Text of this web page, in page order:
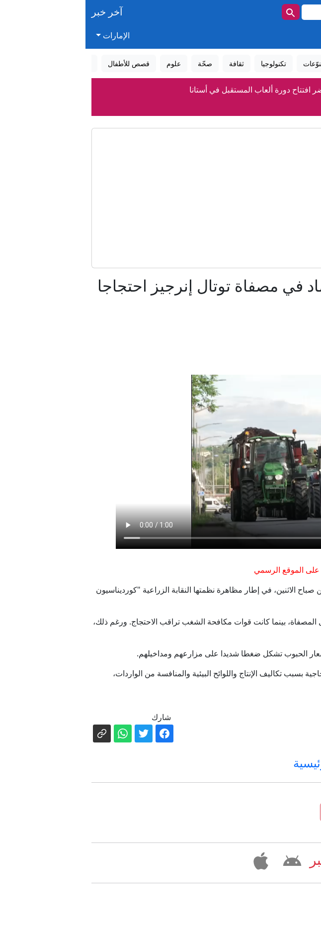
آخر خبر
الإمارات
تكنولوجيا ثقافة صحّة علوم قصص للأطفال
افتتاح دورة ألعاب المستقبل في أستانا
القراءة العربي» في لبنان
حسابه البنكي في تحويلات مشبوهة
الاجتماع الطارئ لـ"فيفا" في المغرب
22.5 مليون درهم
مفخخة تعطل مطارا ألمانياً
حزبا ثالثا؟
تتصالح سوريا الجديدة مع روسيا؟
السابق أبرز منافسي نتنياهو؟
دبي تبدأ تنفيذ «إضاءات خور دبي»
في مصفاة توتال إنرجيز احتجاجا
الموقع الرسمي
الاثنين، في إطار مظاهرة نظمتها النقابة الزراعية "كورديناسيون
بينما كانت قوات مكافحة الشغب تراقب الاحتجاج. ورغم ذلك،
الحبوب تشكل ضغطا شديدا على مزارعهم ومداخيلهم.
تكاليف الإنتاج واللوائح البيئية والمنافسة من الواردات،
شارك